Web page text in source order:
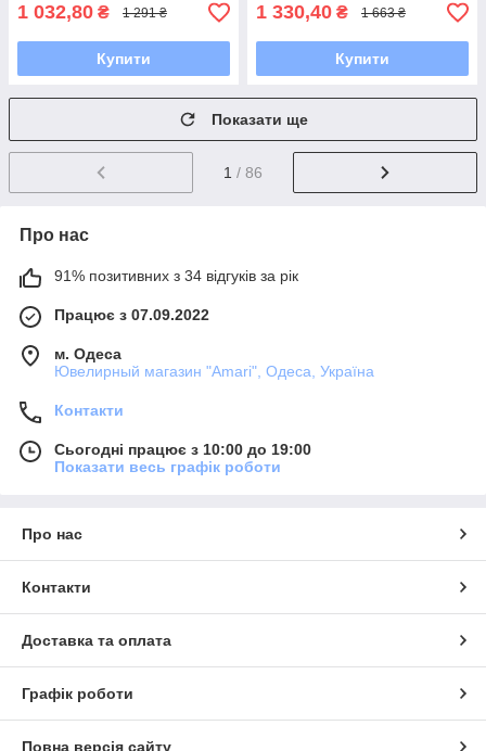
1 032,80 ₴ 1 291 ₴
Купити
1 330,40 ₴ 1 663 ₴
Купити
Показати ще
1 / 86
Про нас
91% позитивних з 34 відгуків за рік
Працює з 07.09.2022
м. Одеса
Ювелирный магазин "Amari", Одеса, Україна
Контакти
Сьогодні працює з 10:00 до 19:00
Показати весь графік роботи
Про нас
Контакти
Доставка та оплата
Графік роботи
Повна версія сайту